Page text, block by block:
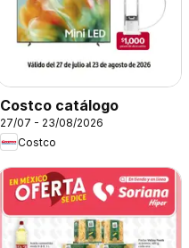
Costco catálogo
27/07 - 23/08/2026
Costco